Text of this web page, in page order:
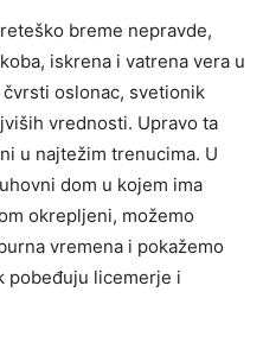
breme nepravde,
iskrena i vatrena vera u
oslonac, svetionik
vrednosti. Upravo ta
u najtežim trenucima. U
dom u kojem ima
okrepljeni, možemo
vremena i pokažemo
pobeđuju licemerje i